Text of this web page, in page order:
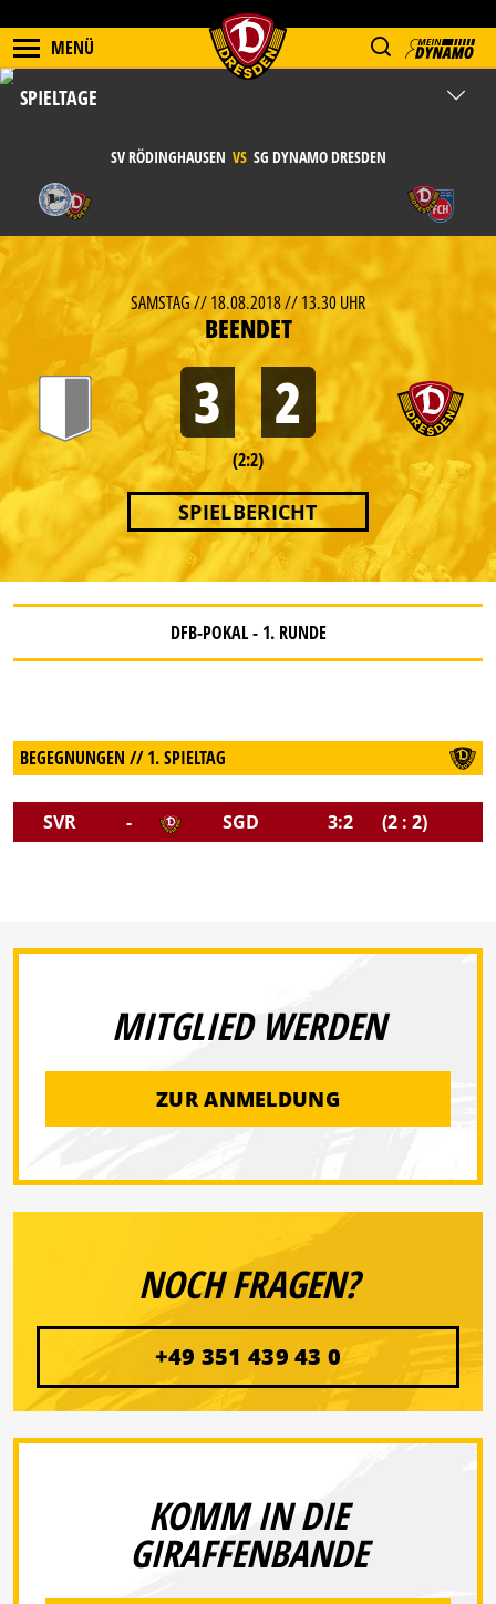
MENÜ
SPIELTAGE
SV RÖDINGHAUSEN VS SG DYNAMO DRESDEN
SAMSTAG // 18.08.2018 // 13.30 UHR
BEENDET
3 2
(2:2)
SPIELBERICHT
DFB-POKAL - 1. RUNDE
BEGEGNUNGEN // 1. SPIELTAG
SVR - SGD 3:2 (2 : 2)
MITGLIED WERDEN
ZUR ANMELDUNG
NOCH FRAGEN?
+49 351 439 43 0
KOMM IN DIE
GIRAFFENBANDE